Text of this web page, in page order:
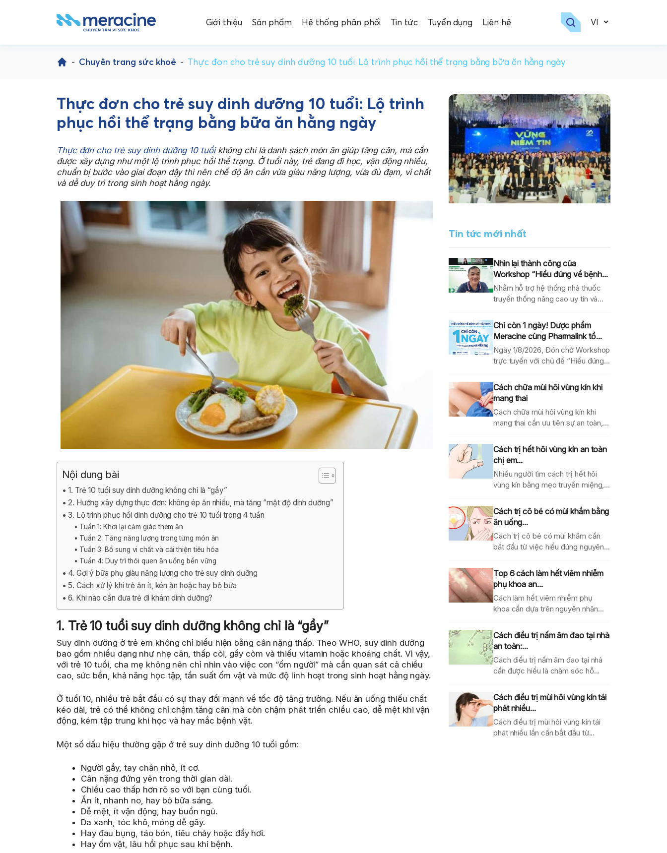
Giới thiệu Sản phẩm Hệ thống phân phối Tin tức Tuyển dụng Liên hệ
- Chuyên trang sức khoẻ - Thực đơn cho trẻ suy dinh dưỡng 10 tuổi: Lộ trình phục hồi thể trạng bằng bữa ăn hằng ngày
Thực đơn cho trẻ suy dinh dưỡng 10 tuổi: Lộ trình
phục hồi thể trạng bằng bữa ăn hằng ngày
Thực đơn cho trẻ suy dinh dưỡng 10 tuổikhông chỉ là danh sách món ăn giúp tăng cân, mà cần
được xây dựng như một lộ trình phục hồi thể trạng. Ở tuổi này, trẻ đang đi học, vận động nhiều,
chuẩn bị bước vào giai đoạn dậy thì nên chế độ ăn cần vừa giàu năng lượng, vừa đủ đạm, vi chất
và dễ duy trì trong sinh hoạt hằng ngày.
Nội dung bài
1. Trẻ 10 tuổi suy dinh dưỡng không chỉ là “gầy”
2. Hướng xây dựng thực đơn: không ép ăn nhiều, mà tăng “mật độ dinh dưỡng”
3. Lộ trình phục hồi dinh dưỡng cho trẻ 10 tuổi trong 4 tuần
Tuần 1: Khơi lại cảm giác thèm ăn
Tuần 2: Tăng năng lượng trong từng món ăn
Tuần 3: Bổ sung vi chất và cải thiện tiêu hóa
Tuần 4: Duy trì thói quen ăn uống bền vững
4. Gợi ý bữa phụ giàu năng lượng cho trẻ suy dinh dưỡng
5. Cách xử lý khi trẻ ăn ít, kén ăn hoặc hay bỏ bữa
6. Khi nào cần đưa trẻ đi khám dinh dưỡng?
1. Trẻ 10 tuổi suy dinh dưỡng không chỉ là “gầy”
Suy dinh dưỡng ở trẻ em không chỉ biểu hiện bằng cân nặng thấp. Theo WHO, suy dinh dưỡng
bao gồm nhiều dạng như nhẹ cân, thấp còi, gầy còm và thiếu vitamin hoặc khoáng chất. Vì vậy,
với trẻ 10 tuổi, cha mẹ không nên chỉ nhìn vào việc con “ốm người” mà cần quan sát cả chiều
cao, sức bền, khả năng học tập, tần suất ốm vặt và mức độ linh hoạt trong sinh hoạt hằng ngày.
Ở tuổi 10, nhiều trẻ bắt đầu có sự thay đổi mạnh về tốc độ tăng trưởng. Nếu ăn uống thiếu chất
kéo dài, trẻ có thể không chỉ chậm tăng cân mà còn chậm phát triển chiều cao, dễ mệt khi vận
động, kém tập trung khi học và hay mắc bệnh vặt.
Một số dấu hiệu thường gặp ở trẻ suy dinh dưỡng 10 tuổi gồm:
Người gầy, tay chân nhỏ, ít cơ.
Cân nặng đứng yên trong thời gian dài.
Chiều cao thấp hơn rõ so với bạn cùng tuổi.
Ăn ít, nhanh no, hay bỏ bữa sáng.
Dễ mệt, ít vận động, hay buồn ngủ.
Da xanh, tóc khô, móng dễ gãy.
Hay đau bụng, táo bón, tiêu chảy hoặc đầy hơi.
Hay ốm vặt, lâu hồi phục sau khi bệnh.
Tin tức mới nhất
Nhìn lại thành công của
Workshop “Hiểu đúng về bệnh...
Nhằm hỗ trợ hệ thống nhà thuốc
truyền thống nâng cao uy tín và
Chỉ còn 1 ngày! Dược phẩm
Meracine cùng Pharmalink tổ...
Ngày 1/8/2026, Đón chờ Workshop
trực tuyến với chủ đề “Hiểu đúng
Cách chữa mùi hôi vùng kín khi
mang thai
Cách chữa mùi hôi vùng kín khi
mang thai cần ưu tiên sự an toàn,...
Cách trị hết hôi vùng kín an toàn
chị em...
Nhiều người tìm cách trị hết hôi
vùng kín bằng mẹo truyền miệng,
Cách trị cô bé có mùi khắm bằng
ăn uống...
Cách trị cô bé có mùi khắm cần
bắt đầu từ việc hiểu đúng nguyên...
Top 6 cách làm hết viêm nhiễm
phụ khoa an...
Cách làm hết viêm nhiễm phụ
khoa cần dựa trên nguyên nhân
Cách điều trị nấm âm đao tại nhà
an toàn:...
Cách điều trị nấm âm đao tại nhà
cần được hiểu là chăm sóc hỗ...
Cách điều trị mùi hôi vùng kín tái
phát nhiều...
Cách điều trị mùi hôi vùng kín tái
phát nhiều lần cần bắt đầu từ...